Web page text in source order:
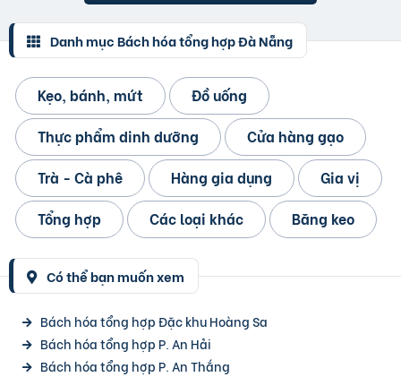
Danh mục Bách hóa tổng hợp Đà Nẵng
Kẹo, bánh, mứt
Đồ uống
Thực phẩm dinh dưỡng
Cửa hàng gạo
Trà - Cà phê
Hàng gia dụng
Gia vị
Tổng hợp
Các loại khác Băng keo
Có thể bạn muốn xem
Bách hóa tổng hợp Đặc khu Hoàng Sa
Bách hóa tổng hợp P. An Hải
Bách hóa tổng hợp P. An Thắng